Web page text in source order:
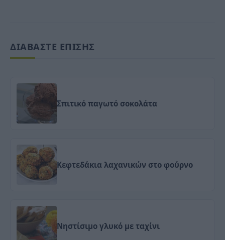
ΔΙΑΒΑΣΤΕ ΕΠΙΣΗΣ
Σπιτικό παγωτό σοκολάτα
Κεφτεδάκια λαχανικών στο φούρνο
Νηστίσιμο γλυκό με ταχίνι